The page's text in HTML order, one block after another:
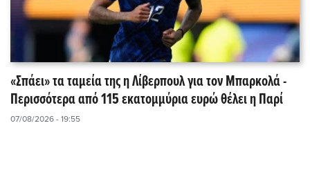
«Σπάει» τα ταμεία της η Λίβερπουλ για τον Μπαρκολά -
Περισσότερα από 115 εκατομμύρια ευρώ θέλει η Παρί
07/08/2026 - 19:55